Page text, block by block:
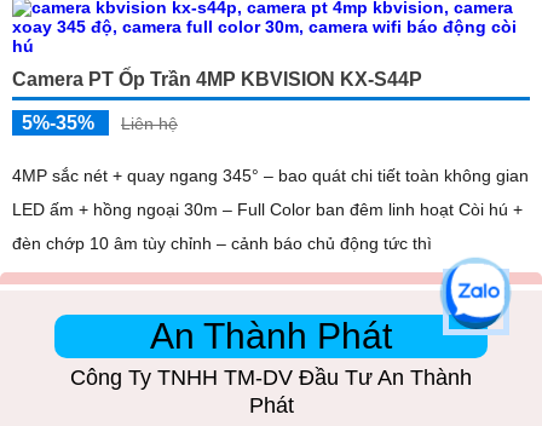
Camera PT Ốp Trần 4MP KBVISION KX-S44P
5%-35% Liên hệ
4MP sắc nét + quay ngang 345° – bao quát chi tiết toàn không gian
LED ấm + hồng ngoại 30m – Full Color ban đêm linh hoạt Còi hú +
đèn chớp 10 âm tùy chỉnh – cảnh báo chủ động tức thì
An Thành Phát
Công Ty TNHH TM-DV Đầu Tư An Thành
Phát